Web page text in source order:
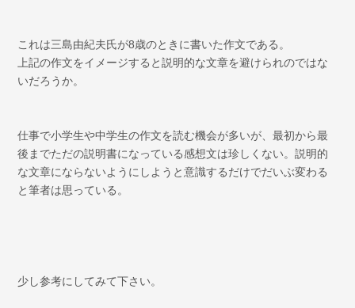
これは三島由紀夫氏が8歳のときに書いた作文である。
上記の作文をイメージすると説明的な文章を避けられのではな
いだろうか。
仕事で小学生や中学生の作文を読む機会が多いが、最初から最
後までただの説明書になっている感想文は珍しくない。説明的
な文章にならないようにしようと意識するだけでだいぶ変わる
と筆者は思っている。
少し参考にしてみて下さい。